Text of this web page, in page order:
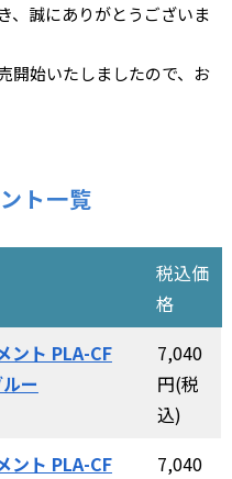
、誠にありがとうございま
開始いたしましたので、お
ト一覧
税込価
格
ント PLA-CF
ー
7,040
円(税
込)
ント PLA-CF
7,040